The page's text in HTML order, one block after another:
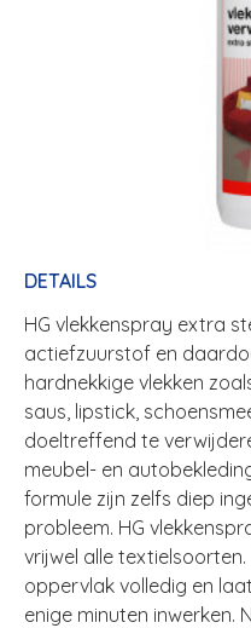
DETAILS
HG vlekkenspray extra
actiefzuurstof en
hardnekkige vlekken
saus, lipstick,
doeltreffend te
meubel- en
formule zijn zelfs diep
probleem. HG
vrijwel alle
oppervlak volledig en
enige minuten inwerken.